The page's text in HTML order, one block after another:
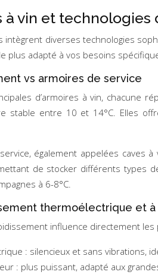
à vin et
intègrent diverses technologies
plus adapté à vos besoins
vs armoires de service
d’armoires à vin, chacune
stable entre 10 et 14°C. Elles
également appelées
de stocker différents types
à 6-8°C.
thermoélectrique et à
influence directement
: silencieux et sans vibrations,
: plus puissant, adapté aux